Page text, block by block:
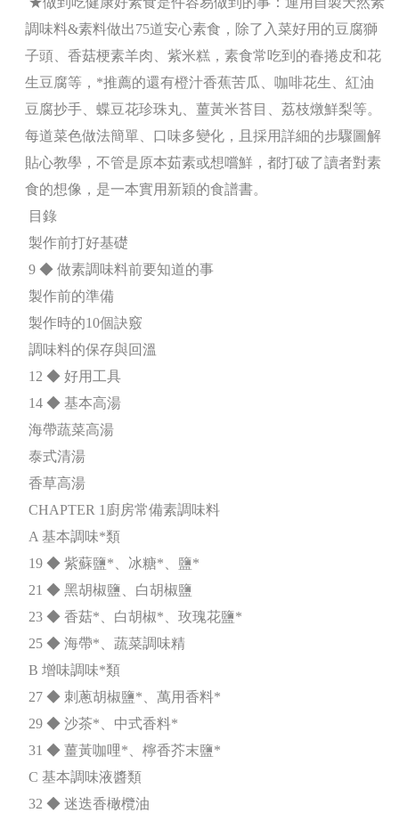
調味料&素料做出75道安心素食，除了入菜好用的豆腐獅
子頭、香菇梗素羊肉、紫米糕，素食常吃到的春捲皮和花
生豆腐等，*推薦的還有橙汁香蕉苦瓜、咖啡花生、紅油
豆腐抄手、蝶豆花珍珠丸、薑黃米苔目、荔枝燉鮮梨等。
每道菜色做法簡單、口味多變化，且採用詳細的步驟圖解
貼心教學，不管是原本茹素或想嚐鮮，都打破了讀者對素
食的想像，是一本實用新穎的食譜書。
目錄
製作前打好基礎
9 ◆ 做素調味料前要知道的事
製作前的準備
製作時的10個訣竅
調味料的保存與回溫
12 ◆ 好用工具
14 ◆ 基本高湯
海帶蔬菜高湯
泰式清湯
香草高湯
CHAPTER 1廚房常備素調味料
A 基本調味*類
19 ◆ 紫蘇鹽*、冰糖*、鹽*
21 ◆ 黑胡椒鹽、白胡椒鹽
23 ◆ 香菇*、白胡椒*、玫瑰花鹽*
25 ◆ 海帶*、蔬菜調味精
B 增味調味*類
27 ◆ 刺蔥胡椒鹽*、萬用香料*
29 ◆ 沙茶*、中式香料*
31 ◆ 薑黃咖哩*、檸香芥末鹽*
C 基本調味液醬類
32 ◆ 迷迭香橄欖油